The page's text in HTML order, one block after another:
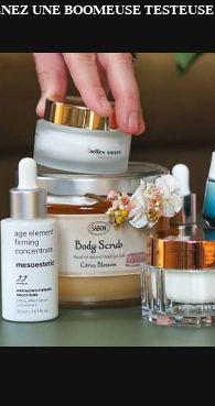
UNE BOOMEUSE TESTEUSE